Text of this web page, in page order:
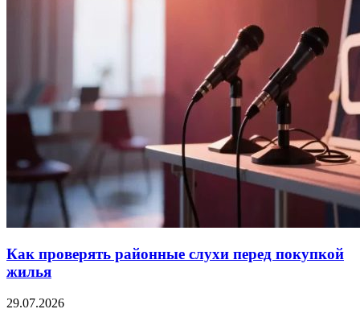
Как проверять районные слухи перед покупкой
жилья
29.07.2026